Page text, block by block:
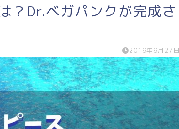
？Dr.ベガパンクが完成さ
2019年9月27日